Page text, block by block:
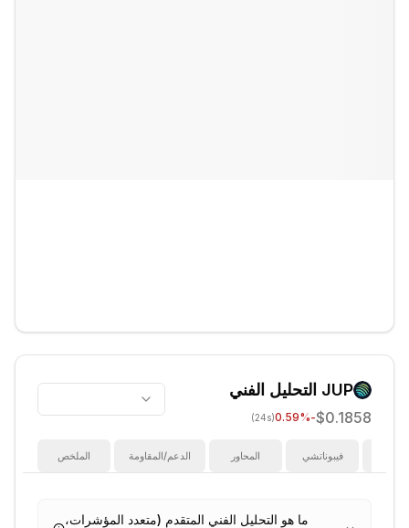
JUP التحليل الفني
$0.1858
-0.59
%
(24s)
الملخص الدعم/المقاومة المحاور فيبوناتشي
ما هو التحليل الفني المتقدم (متعدد المؤشرات،